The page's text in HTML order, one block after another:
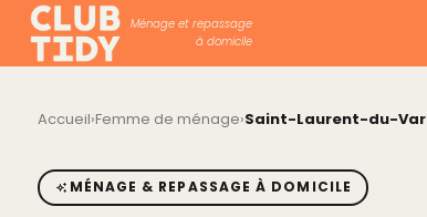
Ménage et repassage
à domicile
Accueil›Femme de ménage›Saint-Laurent-du-Var
MÉNAGE & REPASSAGE À DOMICILE